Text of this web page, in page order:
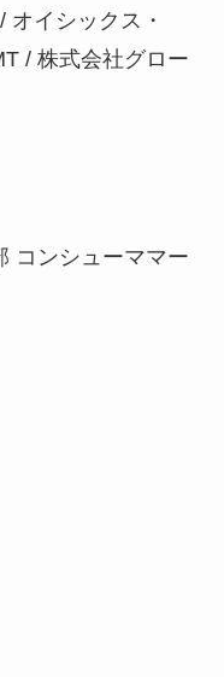
イシックス・
/ 株式会社グロー
コンシューママー